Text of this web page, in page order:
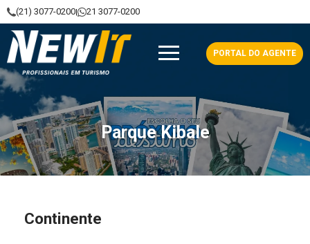
(21) 3077-0200 21 3077-0200
NewIt - Profissionais em Turismo
PORTAL DO AGENTE
Parque Kibale
Continente